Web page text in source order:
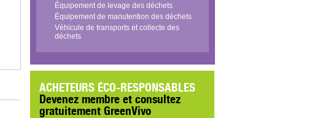
Équipement de levage des déchets
Équipement de manutention des déchets
Véhicule de transports et collecte des
déchets
ACHETEURS ÉCO-RESPONSABLES
Devenez membre et consultez
gratuitement GreenVivo